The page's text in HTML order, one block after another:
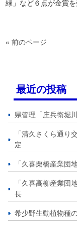
緑」など６点が金賞を
« 前のページ
最近の投稿
県管理「庄兵衛堀
「清久さくら通り
定
「久喜栗橋産業
「久喜高柳産業
長
希少野生動植物種